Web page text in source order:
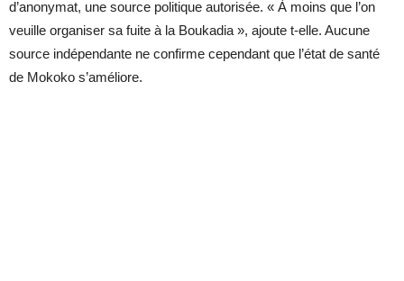
d’anonymat, une source politique autorisée. « À moins que l’on
veuille organiser sa fuite à la Boukadia », ajoute t-elle. Aucune
source indépendante ne confirme cependant que l’état de santé
de Mokoko s’améliore.